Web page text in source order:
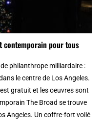
contemporain pour tous
de philanthrope milliardaire :
le centre de Los Angeles.
gratuit et les oeuvres sont
The Broad se trouve
Angeles. Un coffre-fort voilé